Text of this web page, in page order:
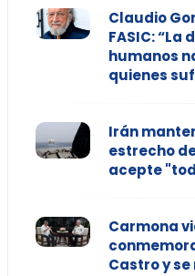
Claudio
FASIC:
humanos
quienes
Irán
estrecho
acepte
Carmona
Castro y